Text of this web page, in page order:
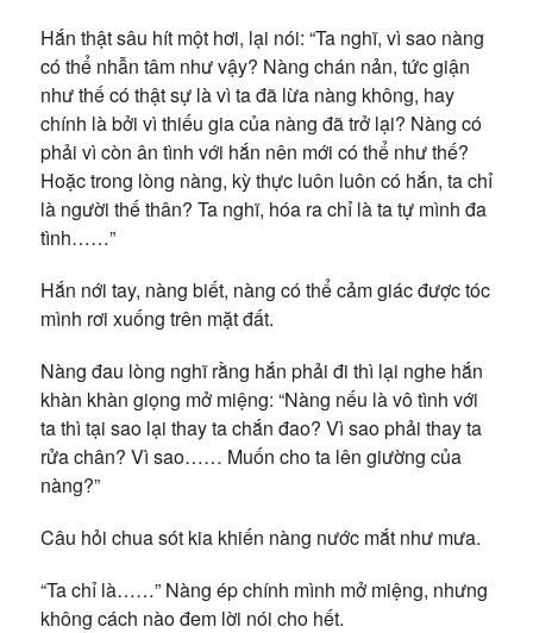
Hắn thật sâu hít một hơi, lại nói: “Ta nghĩ, vì sao nàng
có thể nhẫn tâm như vậy? Nàng chán nản, tức giận
như thế có thật sự là vì ta đã lừa nàng không, hay
chính là bởi vì thiếu gia của nàng đã trở lại? Nàng có
phải vì còn ân tình với hắn nên mới có thể như thế?
Hoặc trong lòng nàng, kỳ thực luôn luôn có hắn, ta chỉ
là người thế thân? Ta nghĩ, hóa ra chỉ là ta tự mình đa
tình……”
Hắn nới tay, nàng biết, nàng có thể cảm giác được tóc
mình rơi xuống trên mặt đất.
Nàng đau lòng nghĩ rằng hắn phải đi thì lại nghe hắn
khàn khàn giọng mở miệng: “Nàng nếu là vô tình với
ta thì tại sao lại thay ta chắn đao? Vì sao phải thay ta
rửa chân? Vì sao…… Muốn cho ta lên giường của
nàng?”
Câu hỏi chua sót kia khiến nàng nước mắt như mưa.
“Ta chỉ là……” Nàng ép chính mình mở miệng, nhưng
không cách nào đem lời nói cho hết.